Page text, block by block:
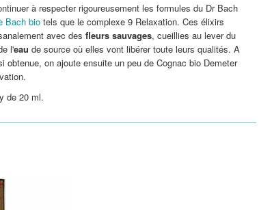
à respecter rigoureusement les formules du Dr Bach
Bach bio tels que le complexe 9 Relaxation. Ces élixirs
avec desfleurs sauvages, cueillies au lever du
l'eaude source où elles vont libérer toute leurs qualités. A
obtenue, on ajoute ensuite un peu de Cognac bio Demeter
de 20 ml.